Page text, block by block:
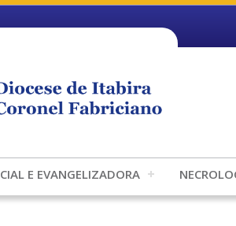
E EVANGELIZADORA